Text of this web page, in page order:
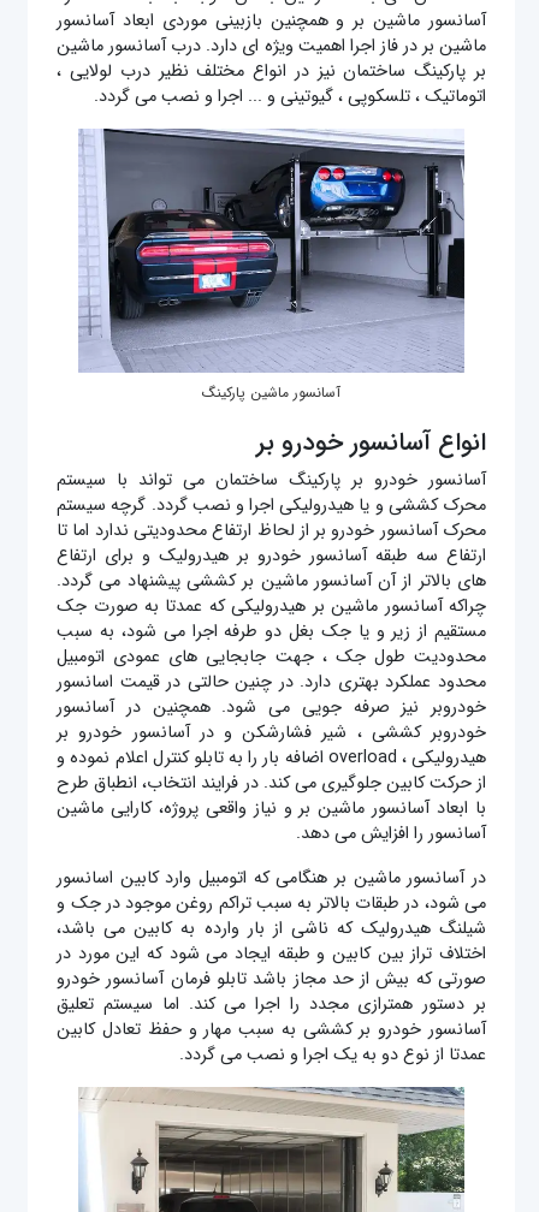
آسانسور ماشین بر و همچنین بازبینی موردی ابعاد آسانسور
ماشین بر در فاز اجرا اهمیت ویژه ای دارد. درب آسانسور ماشین
بر پارکینگ ساختمان نیز در انواع مختلف نظیر درب لولایی ،
اتوماتیک ، تلسکوپی ، گیوتینی و ... اجرا و نصب می گردد.
آسانسور ماشین پارکینگ
انواع آسانسور خودرو بر
آسانسور خودرو بر پارکینگ ساختمان می تواند با سیستم
محرک کششی و یا هیدرولیکی اجرا و نصب گردد. گرچه سیستم
محرک آسانسور خودرو بر از لحاظ ارتفاع محدودیتی ندارد اما تا
ارتفاع سه طبقه آسانسور خودرو بر هیدرولیک و برای ارتفاع‌
های بالاتر از آن آسانسور ماشین بر کششی پیشنهاد می گردد.
چراکه آسانسور ماشین بر هیدرولیکی که عمدتا به صورت جک
مستقیم از زیر و یا جک بغل دو طرفه اجرا می شود، به سبب
محدودیت طول جک ، جهت جابجایی های عمودی اتومبیل
محدود عملکرد بهتری دارد. در چنین حالتی در قیمت اسانسور
خودروبر نیز صرفه جویی می شود. همچنین در آسانسور
خودروبر کششی ، شیر فشارشکن و در آسانسور خودرو بر
هیدرولیکی ، overload اضافه بار را به تابلو کنترل اعلام نموده و
از حرکت کابین جلوگیری می کند. در فرایند انتخاب، انطباق طرح
با ابعاد آسانسور ماشین بر و نیاز واقعی پروژه، کارایی ماشین
آسانسور را افزایش می دهد.
در آسانسور ماشین بر هنگامی که اتومبیل وارد کابین اسانسور
می شود، در طبقات بالاتر به سبب تراکم روغن موجود در جک و
شیلنگ هیدرولیک که ناشی از بار وارده به کابین می باشد،
اختلاف تراز بین کابین و طبقه ایجاد می شود که این مورد در
صورتی که بیش از حد مجاز باشد تابلو فرمان آسانسور خودرو
بر دستور همترازی مجدد را اجرا می کند. اما سیستم تعلیق
آسانسور خودرو بر کششی به سبب مهار و حفظ تعادل کابین
عمدتا از نوع دو به یک اجرا و نصب می گردد.